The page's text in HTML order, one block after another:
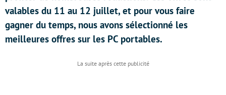
valables du 11 au 12 juillet, et pour vous faire
gagner du temps, nous avons sélectionné les
meilleures offres sur les PC portables.